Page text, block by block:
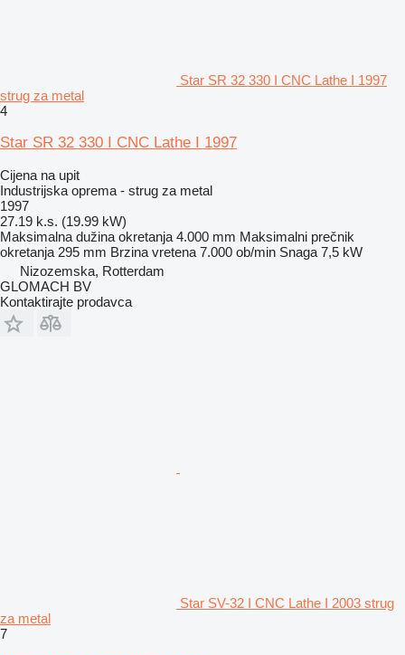
Star SR 32 330 I CNC Lathe I 1997
strug za metal
4
Star SR 32 330 I CNC Lathe I 1997
Cijena na upit
Industrijska oprema - strug za metal
1997
27.19 k.s. (19.99 kW)
Maksimalna dužina okretanja 4.000 mm Maksimalni prečnik
okretanja 295 mm Brzina vretena 7.000 ob/min Snaga 7,5 kW
Nizozemska, Rotterdam
GLOMACH BV
Kontaktirajte prodavca
Star SV-32 I CNC Lathe I 2003 strug
za metal
7